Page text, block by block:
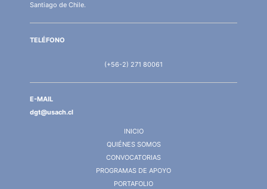
Santiago de Chile.
TELÉFONO
(+56-2) 271 80061
E-MAIL
dgt@usach.cl
INICIO
QUIÉNES SOMOS
CONVOCATORIAS
PROGRAMAS DE APOYO
PORTAFOLIO